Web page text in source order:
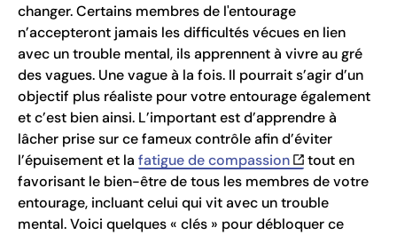
changer. Certains membres de l'entourage
n’accepteront jamais les difficultés vécues en lien
avec un trouble mental, ils apprennent à vivre au gré
des vagues. Une vague à la fois. Il pourrait s’agir d’un
objectif plus réaliste pour votre entourage également
et c’est bien ainsi. L’important est d’apprendre à
lâcher prise sur ce fameux contrôle afin d’éviter
l’épuisement et la fatigue de compassion
tout en
favorisant le bien-être de tous les membres de votre
entourage, incluant celui qui vit avec un trouble
mental. Voici quelques « clés » pour débloquer ce